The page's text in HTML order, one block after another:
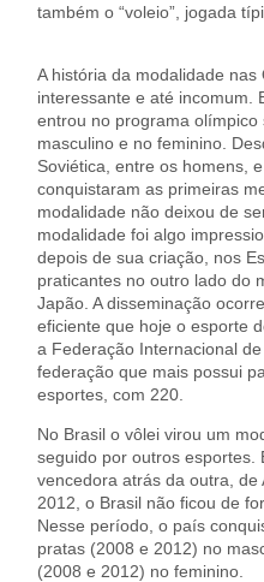
também o “voleio”, jogada
A história da modalidade
interessante e até incomum.
entrou no programa olímpico
masculino e no feminino.
Soviética, entre os homens,
conquistaram as primeiras
modalidade não deixou de
modalidade foi algo
depois de sua criação, nos
praticantes no outro lado do
Japão. A disseminação
eficiente que hoje o esporte
a Federação Internacional
federação que mais possui
esportes, com 220.
No Brasil o vôlei virou um
seguido por outros esportes.
vencedora atrás da outra, de
2012, o Brasil não ficou de
Nesse período, o país
pratas (2008 e 2012) no
(2008 e 2012) no feminino.